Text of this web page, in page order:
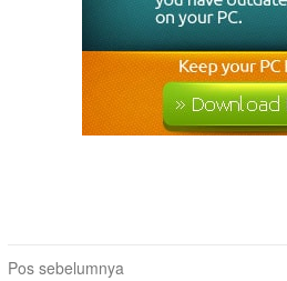
Pos sebelumnya